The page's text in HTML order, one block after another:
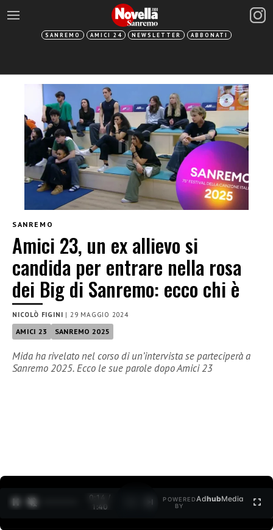
SANREMO AMICI 24 NEWSLETTER ABBONATI
SANREMO
Amici 23, un ex allievo si
candida per entrare nella rosa
dei Big di Sanremo: ecco chi è
NICOLÒ FIGINI | 29 MAGGIO 2024
AMICI 23 SANREMO 2025
Mida ha rivelato nel corso di un’intervista se parteciperà a
Sanremo 2025. Ecco le sue parole dopo Amici 23
0:15 /
1:40
POWERED
BY
AdhubMedia